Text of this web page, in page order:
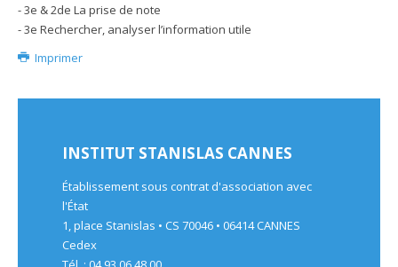
- 3e & 2de La prise de note
- 3e Rechercher, analyser l’information utile
Imprimer
INSTITUT STANISLAS CANNES
Établissement sous contrat d'association avec
l'État
1, place Stanislas • CS 70046 • 06414 CANNES
Cedex